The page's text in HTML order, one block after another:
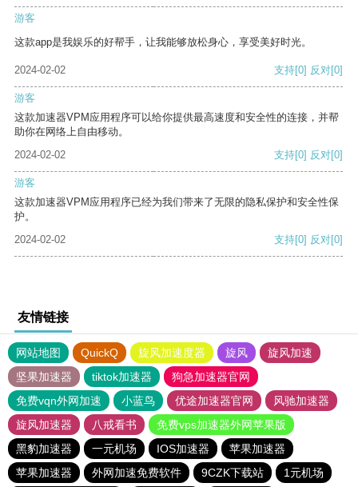
游客
这款app是我娱乐的好帮手，让我能够放松身心，享受美好时光。
2024-02-02 支持[0] 反对[0]
游客
这款加速器VPM应用程序可以给你提供最高速度和安全性的连接，并帮
助你在网络上自由移动。
2024-02-02
支持[0] 反对[0]
游客
这款加速器VPM应用程序已经为我们带来了无限的隐私保护和安全性保
护。
2024-02-02
支持[0] 反对[0]
友情链接
网站地图 QuickQ 旋风加速度器 旋风
旋风加速
坚果加速器
tiktok加速器
狗急加速器官网
免费vqn外网加速
小蓝鸟 优途加速器官网
风驰加速器
旋风加速器
八戒看书
免费vps加速器外网苹果版
黑豹加速器
一元机场 IOS加速器
苹果加速器
苹果加速器
外网加速免费软件 9CZK下载站 1元机场